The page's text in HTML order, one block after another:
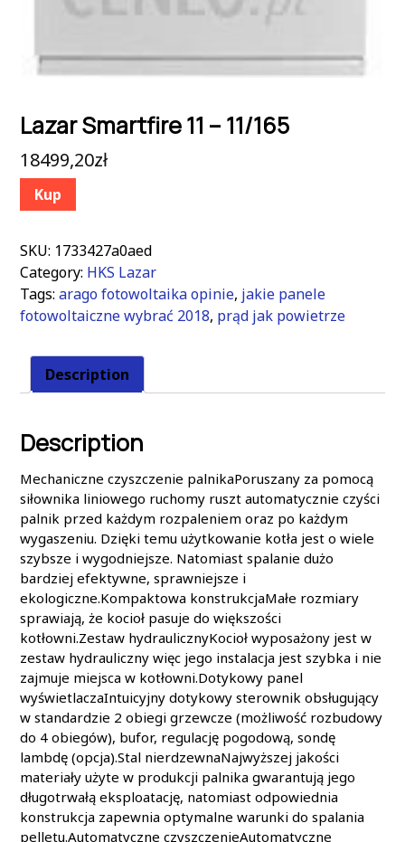
Lazar Smartfire 11 – 11/165
18499,20zł
Kup
SKU: 1733427a0aed
Category: HKS Lazar
Tags: arago fotowoltaika opinie, jakie panele
fotowoltaiczne wybrać 2018, prąd jak powietrze
Description
Description
Mechaniczne czyszczenie palnikaPoruszany za pomocą
siłownika liniowego ruchomy ruszt automatycznie czyści
palnik przed każdym rozpaleniem oraz po każdym
wygaszeniu. Dzięki temu użytkowanie kotła jest o wiele
szybsze i wygodniejsze. Natomiast spalanie dużo
bardziej efektywne, sprawniejsze i
ekologiczne.Kompaktowa konstrukcjaMałe rozmiary
sprawiają, że kocioł pasuje do większości
kotłowni.Zestaw hydraulicznyKocioł wyposażony jest w
zestaw hydrauliczny więc jego instalacja jest szybka i nie
zajmuje miejsca w kotłowni.Dotykowy panel
wyświetlaczaIntuicyjny dotykowy sterownik obsługujący
w standardzie 2 obiegi grzewcze (możliwość rozbudowy
do 4 obiegów), bufor, regulację pogodową, sondę
lambdę (opcja).Stal nierdzewnaNajwyższej jakości
materiały użyte w produkcji palnika gwarantują jego
długotrwałą eksploatację, natomiast odpowiednia
konstrukcja zapewnia optymalne warunki do spalania
pelletu.Automatyczne czyszczenieAutomatyczne